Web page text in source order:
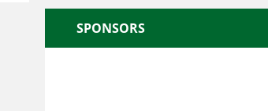
SPONSORS